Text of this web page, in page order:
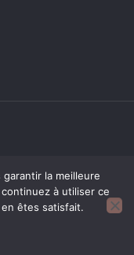
la meilleure
à utiliser ce
êtes satisfait.